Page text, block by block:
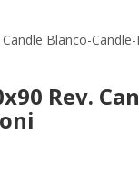
Blanco-Candle-
Rev.